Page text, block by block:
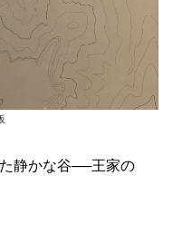
静かな谷──王家の